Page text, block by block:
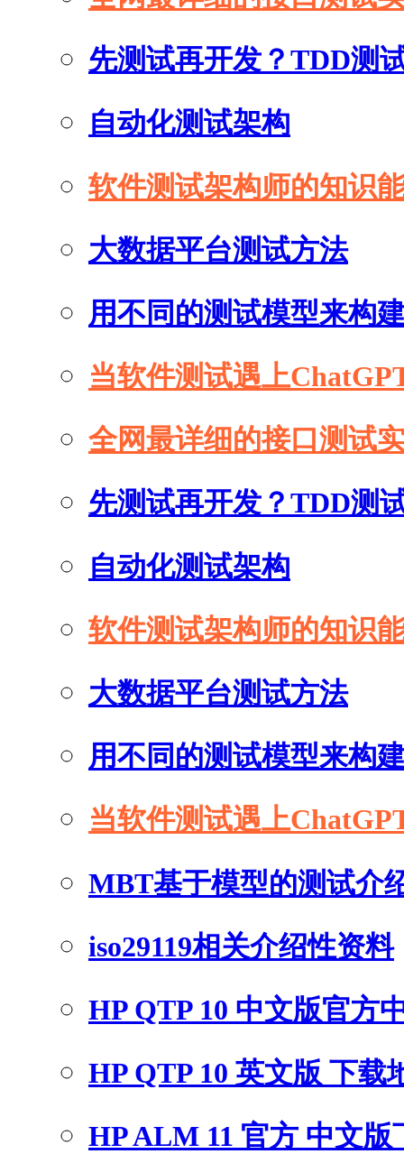
先测试再开发？TDD测
自动化测试架构
软件测试架构师的知识
大数据平台测试方法
用不同的测试模型来构
当软件测试遇上
全网最详细的接口测试
先测试再开发？TDD测
自动化测试架构
软件测试架构师的知识
大数据平台测试方法
用不同的测试模型来构
当软件测试遇上
MBT基于模型的测试介
iso29119相关介绍性资料
HP QTP 10 中文版官方
HP QTP 10 英文版 下载
HP ALM 11 官方 中文版